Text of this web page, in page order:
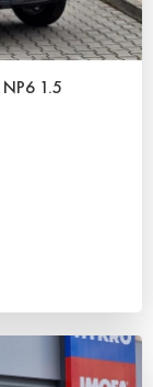
NP6 1.5